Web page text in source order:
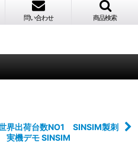
問い合わせ 商品検索
界出荷台数NO1 SINSIM製刺
実機デモ SINSIM